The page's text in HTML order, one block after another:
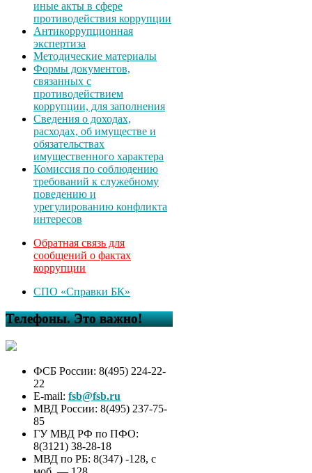
иные акты в сфере
противодействия коррупции
Антикоррупционная
экспертиза
Методические материалы
Формы документов,
связанных с
противодействием
коррупции, для заполнения
Сведения о доходах,
расходах, об имуществе и
обязательствах
имущественного характера
Комиссия по соблюдению
требований к служебному
поведению и
урегулированию конфликта
интересов
Обратная связь для
сообщений о фактах
коррупции
СПО «Справки БК»
Телефоны. Это важно!
ФСБ России: 8(495) 224-22-
22
E-mail: fsb@fsb.ru
МВД России: 8(495) 237-75-
85
ГУ МВД РФ по ПФО:
8(3121) 38-28-18
МВД по РБ: 8(347) -128, с